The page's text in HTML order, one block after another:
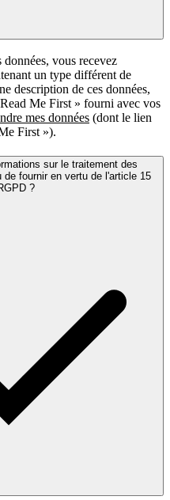
vous recevez
un type différent de
description de ces données,
Me First » fourni avec vos
mes données (dont le lien
First »).
sur le traitement des
fournir en vertu de l'article 15
?